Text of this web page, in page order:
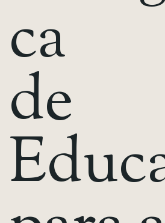
ca
de
Educ